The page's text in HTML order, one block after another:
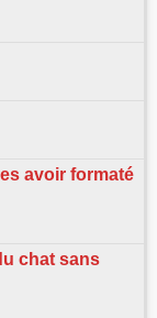
avoir formaté
chat sans